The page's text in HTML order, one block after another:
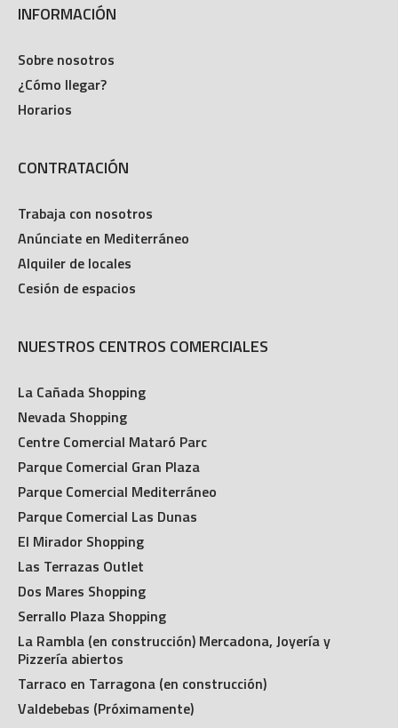
INFORMACIÓN
Sobre nosotros
¿Cómo llegar?
Horarios
CONTRATACIÓN
Trabaja con nosotros
Anúnciate en Mediterráneo
Alquiler de locales
Cesión de espacios
NUESTROS CENTROS COMERCIALES
La Cañada Shopping
Nevada Shopping
Centre Comercial Mataró Parc
Parque Comercial Gran Plaza
Parque Comercial Mediterráneo
Parque Comercial Las Dunas
El Mirador Shopping
Las Terrazas Outlet
Dos Mares Shopping
Serrallo Plaza Shopping
La Rambla (en construcción) Mercadona, Joyería y
Pizzería abiertos
Tarraco en Tarragona (en construcción)
Valdebebas (Próximamente)